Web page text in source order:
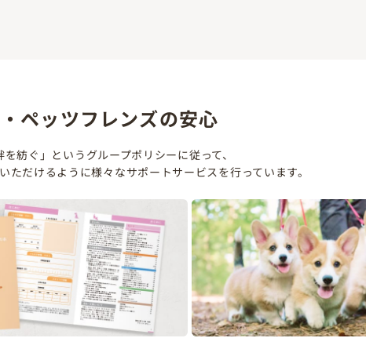
ペッツフレンズの安心
紡ぐ」というグループポリシーに従って、
だけるように様々なサポートサービスを行っています。